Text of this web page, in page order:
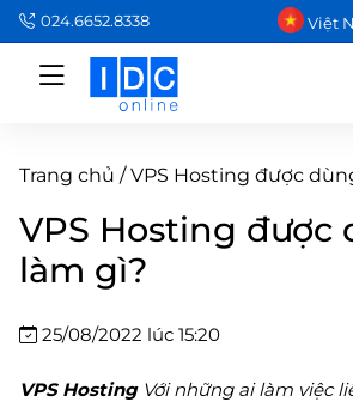
024.6652.8338 Việt
Trang chủ /VPS Hosting được
VPS Hosting được
làm gì?
25/08/2022 lúc 15:20
VPS Hosting Với những ai làm việc